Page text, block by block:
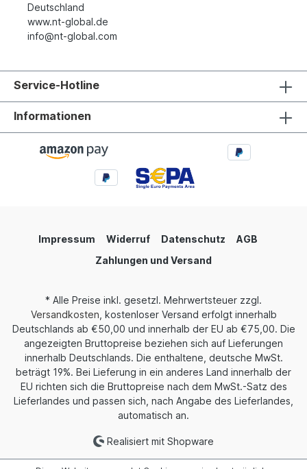
Deutschland
www.nt-global.de
info@nt-global.com
Service-Hotline
Informationen
Impressum Widerruf Datenschutz
AGB
Zahlungen und Versand
* Alle Preise inkl. gesetzl. Mehrwertsteuer zzgl.
Versandkosten , kostenloser Versand erfolgt innerhalb
Deutschlands ab €50,00 und innerhalb der EU ab €75,00. Die
angezeigten Bruttopreise beziehen sich auf Lieferungen
innerhalb Deutschlands. Die enthaltene, deutsche MwSt.
beträgt 19%. Bei Lieferung in ein anderes Land innerhalb der
EU richten sich die Bruttopreise nach dem MwSt.-Satz des
Lieferlandes und passen sich, nach Angabe des Lieferlandes,
automatisch an.
Realisiert mit Shopware